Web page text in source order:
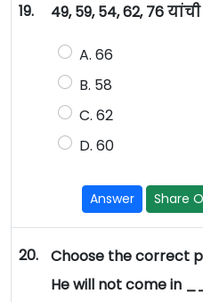
19. 49, 59, 54, 62, 76
A. 66
B. 58
C. 62
D. 60
Answer Share
20.
Choose the correct
He will not come in